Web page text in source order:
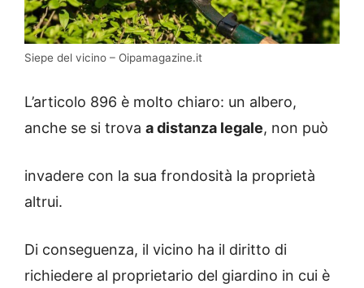
Siepe del vicino – Oipamagazine.it
L’articolo 896 è molto chiaro: un albero,
anche se si trova a distanza legale, non può
invadere con la sua frondosità la proprietà
altrui.
Di conseguenza, il vicino ha il diritto di
richiedere al proprietario del giardino in cui è